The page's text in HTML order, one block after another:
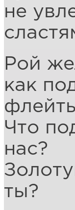
не
Рой
как
Что
нас?
ты?